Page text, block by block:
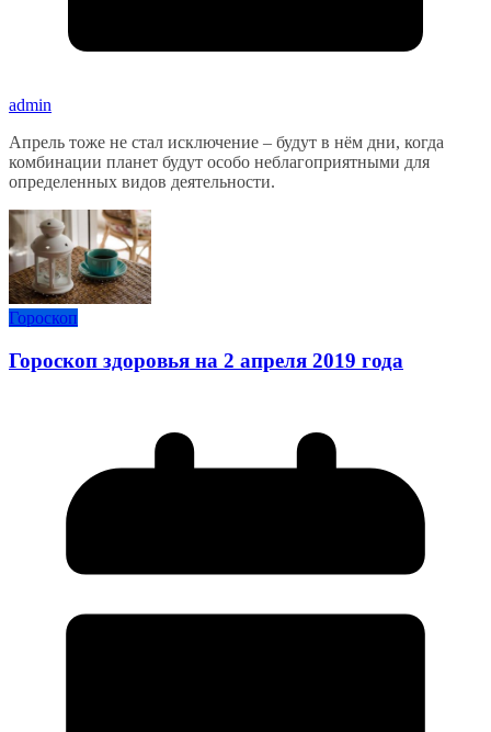
admin
Апрель тоже не стал исключение – будут в нём дни, когда
комбинации планет будут особо неблагоприятными для
определенных видов деятельности.
Гороскоп
Гороскоп здоровья на 2 апреля 2019 года